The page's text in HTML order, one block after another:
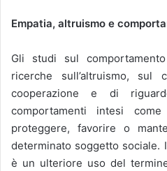
Empatia, altruismo e
Gli studi sul
ricerche sull’altruismo, sul
cooperazione e di
comportamenti intesi
proteggere, favorire o
determinato soggetto sociale.
è un ulteriore uso del